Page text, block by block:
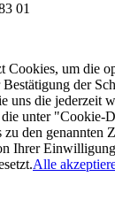
01
Cookies, um die
der
uns die jederzeit
unter "Cookie-
den genannten
Ihrer
Alle